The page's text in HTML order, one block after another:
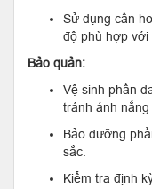
Sử dụng cần
độ phù hợp với
Bảo quản:
Vệ sinh phần
tránh ánh nắng
Bảo dưỡng
sắc.
Kiểm tra định